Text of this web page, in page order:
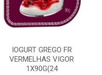
IOGURT GREGO FR
VERMELHAS VIGOR
1X90G(24